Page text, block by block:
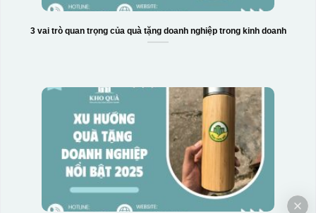
3 vai trò quan trọng của quà tặng doanh nghiệp trong kinh doanh